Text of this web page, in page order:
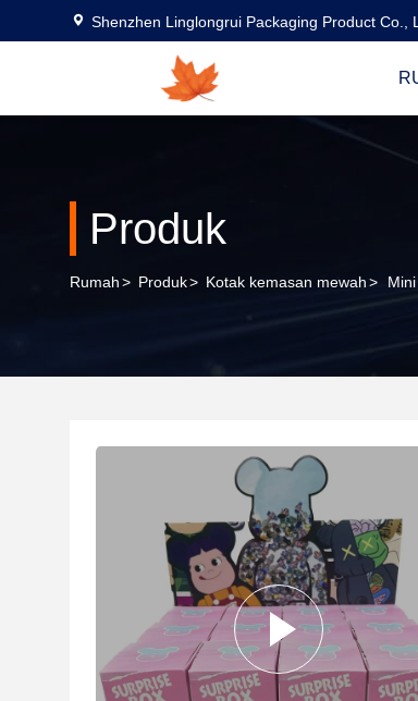
Shenzhen Linglongrui Packaging Product Co.,
Produk
Rumah> Produk> Kotak kemasan mewah>